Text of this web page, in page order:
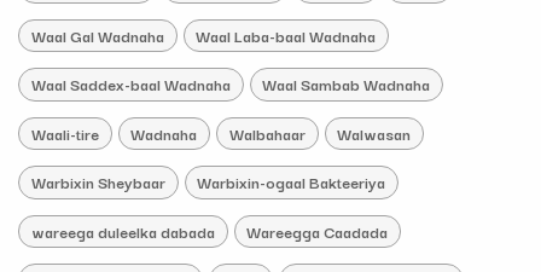
Waal Gal Wadnaha Waal Laba-baal Wadnaha
Waal Saddex-baal Wadnaha Waal Sambab Wadnaha
Waali-tire Wadnaha Walbahaar Walwasan
Warbixin Sheybaar Warbixin-ogaal Bakteeriya
wareega duleelka dabada Wareegga Caadada